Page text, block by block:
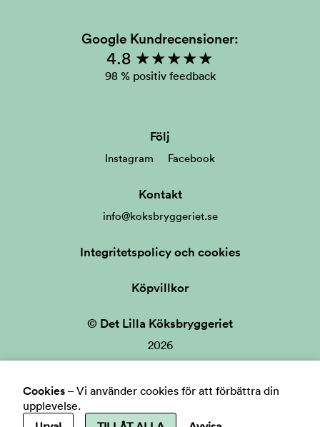
Google Kundrecensioner:
4.8 ★★★★★
98 % positiv feedback
© Det Lilla Köksbryggeriet
2026
Kontakt
info@koksbryggeriet.se
Integritetspolicy och cookies
Köpvillkor
Följ
Instagram Facebook
Cookies –Vi använder cookies för att förbättra din
upplevelse.